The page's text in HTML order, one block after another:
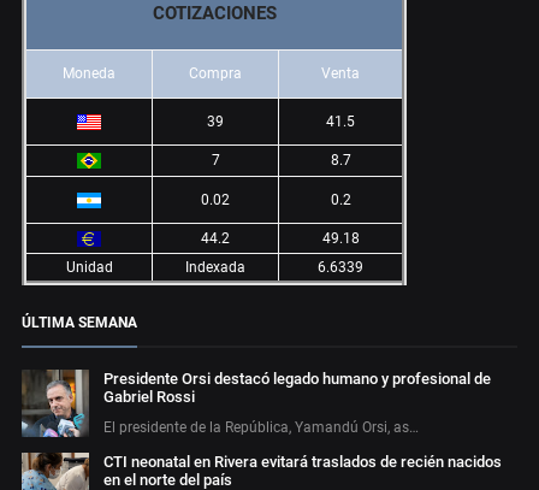
COTIZACIONES
Moneda Compra Venta
39 41.5
7 8.7
0.02 0.2
44.2
49.18
Unidad
Indexada 6.6339
ÚLTIMA SEMANA
Presidente Orsi destacó legado humano y profesional de
Gabriel Rossi
El presidente de la República, Yamandú Orsi, as…
CTI neonatal en Rivera evitará traslados de recién nacidos
en el norte del país